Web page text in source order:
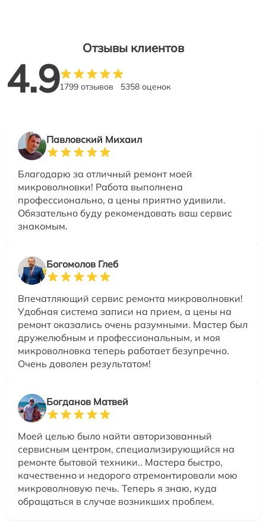
Отзывы клиентов
4.91799 отзывов 5358 оценок
Павловский Михаил
Благодарю за отличный ремонт моей
микроволновки! Работа выполнена
профессионально, а цены приятно удивили.
Обязательно буду рекомендовать ваш сервис
знакомым.
Богомолов Глеб
Впечатляющий сервис ремонта микроволновки!
Удобная система записи на прием, а цены на
ремонт оказались очень разумными. Мастер был
дружелюбным и профессиональным, и моя
микроволновка теперь работает безупречно.
Очень доволен результатом!
Богданов Матвей
Моей целью было найти авторизованный
сервисным центром, специализирующийся на
ремонте бытовой техники.. Мастера быстро,
качественно и недорого отремонтировали мою
микроволновую печь. Теперь я знаю, куда
обращаться в случае возникших проблем.